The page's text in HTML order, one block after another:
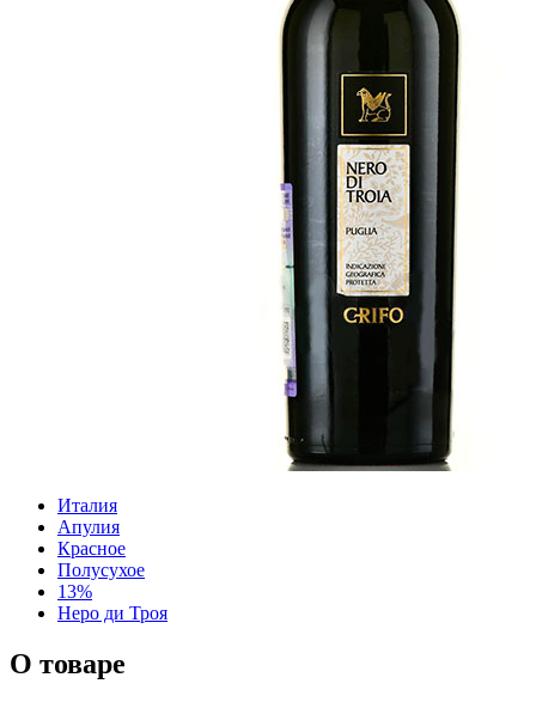
Италия
Апулия
Красное
Полусухое
13%
Неро ди Троя
О товаре